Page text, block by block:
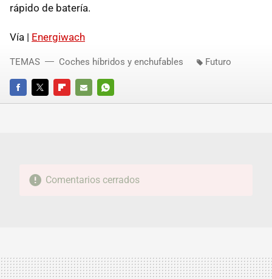
rápido de batería.
Vía | Energiwach
FACEBOOKTWITTERFLIPBOARD
E-
WHATSAPP
TEMAS Coches híbridos y enchufables Futuro
Comentarios cerrados